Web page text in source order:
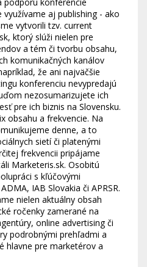
využívame aj publishing - ako
vytvorili tzv. current
ktorý slúži nielen pre
a tém či tvorbu obsahu,
komunikačných kanálov
že ani najväčšie
konferenciu nevypredajú
nezosumarizujete ich
pre ich biznis na Slovensku.
obsahu a frekvencie. Na
denne, a to
sietí či platenými
frekvencii pripájame
Marketeris.sk. Osobitú
s kľúčovými
IAB Slovakia či APRSR.
nielen aktuálny obsah
ročenky zamerané na
online advertising či
podrobnými prehľadmi a
hlavne pre marketérov a